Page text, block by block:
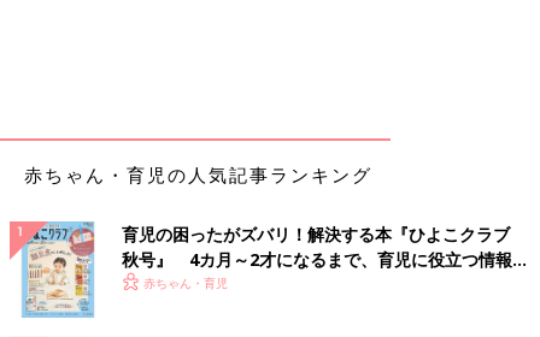
赤ちゃん・育児の人気記事ランキング
育児の困ったがズバリ！解決する本『ひよこクラブ
秋号』 4カ月～2才になるまで、育児に役立つ情報が
いっぱい！
赤ちゃん・育児